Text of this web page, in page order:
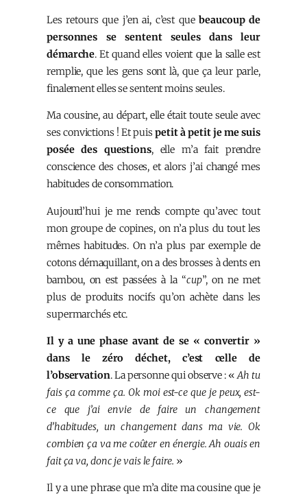
Les retours que j’en ai, c’est quebeaucoup de
personnes se sentent seules dans leur
démarche. Et quand elles voient que la salle est
remplie, que les gens sont là, que ça leur parle,
finalement elles se sentent moins seules.
Ma cousine, au départ, elle était toute seule avec
ses convictions ! Et puispetit à petit je me suis
posée des questions, elle m’a fait prendre
conscience des choses, et alors j’ai changé mes
habitudes de consommation.
Aujourd’hui je me rends compte qu’avec tout
mon groupe de copines, on n’a plus du tout les
mêmes habitudes. On n’a plus par exemple de
cotons démaquillant, on a des brosses à dents en
bambou, on est passées à la “cup”, on ne met
plus de produits nocifs qu’on achète dans les
supermarchés etc.
Il y a une phase avant de se « convertir »
dans le zéro déchet, c’est celle de
l’observation. La personne qui observe : «Ah tu
fais ça comme ça. Ok moi est-ce que je peux, est-
ce que j’ai envie de faire un changement
d’habitudes, un changement dans ma vie. Ok
combien ça va me coûter en énergie. Ah ouais en
fait ça va, donc je vais le faire. »
Il y a une phrase que m’a dite ma cousine que je